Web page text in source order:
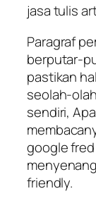
jasa tulis
Paragraf
berputar-
pastikan
seolah-
sendiri,
google
friendly.